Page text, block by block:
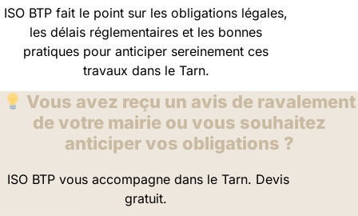
ISO BTP fait le point sur les obligations légales,
les délais réglementaires et les bonnes
pratiques pour anticiper sereinement ces
travaux dans le Tarn.
Vous avez reçu un avis de ravalement
de votre mairie ou vous souhaitez
anticiper vos obligations ?
ISO BTP vous accompagne dans le Tarn. Devis
gratuit.